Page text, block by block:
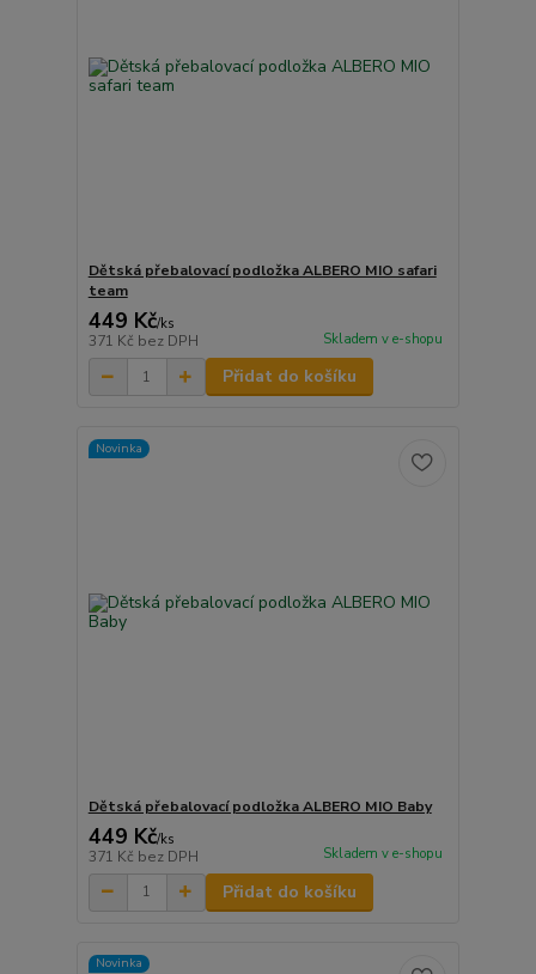
Dětská přebalovací podložka ALBERO MIO safari
team
449 Kč/ks
371 Kč bez DPH Skladem v e-shopu
Přidat do košíku
Novinka
Dětská přebalovací podložka ALBERO MIO Baby
449 Kč/ks
371 Kč bez DPH Skladem v e-shopu
Přidat do košíku
Novinka